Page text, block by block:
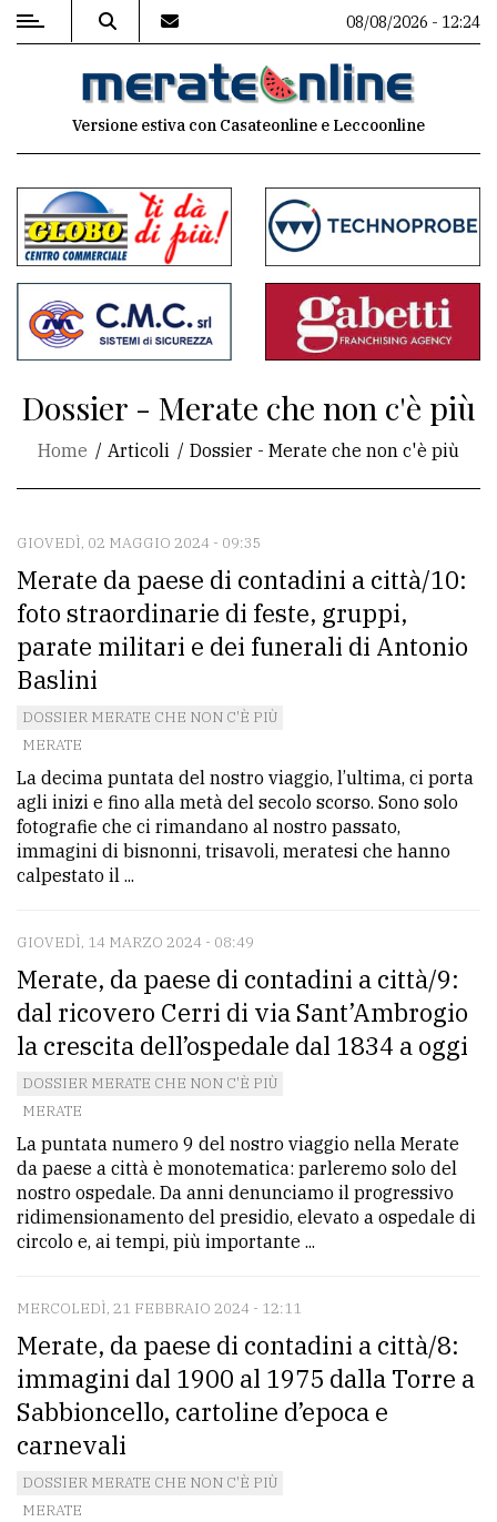
MENU
commenti
Contenuti
del
sito
CONTATTI
La
redazione
Scrivici
Per
la
tua
pubblicità
CERCA
comune
LE
ALTRE
TESTATE
PRIVACY
Privacy
Cookie
policy
08/08/2026 - 12:24
Versione estiva con Casateonline e Leccoonline
Dossier - Merate che non c'è più
Home Articoli Dossier - Merate che non c'è più
GIOVEDÌ, 02 MAGGIO 2024 - 09:35
Merate da paese di contadini a città/10:
foto straordinarie di feste, gruppi,
parate militari e dei funerali di Antonio
Baslini
DOSSIER MERATE CHE NON C'È PIÙ
MERATE
La decima puntata del nostro viaggio, l’ultima, ci porta
agli inizi e fino alla metà del secolo scorso. Sono solo
fotografie che ci rimandano al nostro passato,
immagini di bisnonni, trisavoli, meratesi che hanno
calpestato il ...
GIOVEDÌ, 14 MARZO 2024 - 08:49
Merate, da paese di contadini a città/9:
dal ricovero Cerri di via Sant’Ambrogio
la crescita dell’ospedale dal 1834 a oggi
DOSSIER MERATE CHE NON C'È PIÙ
MERATE
La puntata numero 9 del nostro viaggio nella Merate
da paese a città è monotematica: parleremo solo del
nostro ospedale. Da anni denunciamo il progressivo
ridimensionamento del presidio, elevato a ospedale di
circolo e, ai tempi, più importante ...
MERCOLEDÌ, 21 FEBBRAIO 2024 - 12:11
Merate, da paese di contadini a città/8:
immagini dal 1900 al 1975 dalla Torre a
Sabbioncello, cartoline d’epoca e
carnevali
DOSSIER MERATE CHE NON C'È PIÙ
MERATE